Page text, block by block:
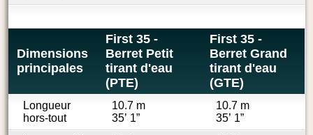
Dimensions
principales
First 35 -
Berret Petit
tirant d'eau
(PTE)
First 35 -
Berret Grand
tirant d'eau
(GTE)
Longueur
hors-tout
10.7 m
35’ 1”
10.7 m
35’ 1”